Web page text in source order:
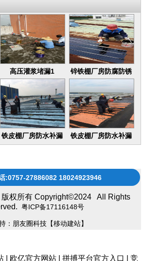
高压灌浆堵漏1
锌铁棚厂房防腐防锈
16
铁皮棚厂房防水补漏
铁皮棚厂房防水补漏
:0757-27886082 18024923946
权所有 Copyright©2024 All Rights
粤ICP备17116148号
：朋友圈科技【移动建站】
欧亿官方网站 |拼搏平台官方入口 |竞